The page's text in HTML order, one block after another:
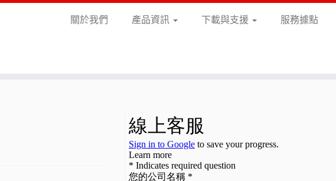
關於我們 產品資訊 下載與支援 服務據點